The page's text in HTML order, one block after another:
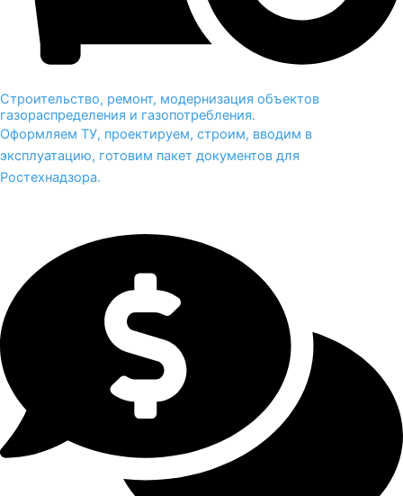
Строительство, ремонт, модернизация объектов
газораспределения и газопотребления.
Оформляем ТУ, проектируем, строим, вводим в
эксплуатацию, готовим пакет документов для
Ростехнадзора.